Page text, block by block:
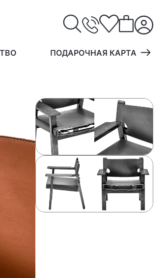
ПОДАРОЧНАЯ КАРТА